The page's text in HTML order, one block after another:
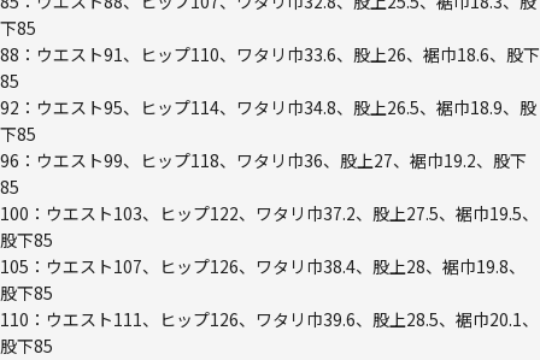
下85
88：ウエスト91、ヒップ110、ワタリ巾33.6、股上26、裾巾18.6、股下
85
92：ウエスト95、ヒップ114、ワタリ巾34.8、股上26.5、裾巾18.9、股
下85
96：ウエスト99、ヒップ118、ワタリ巾36、股上27、裾巾19.2、股下
85
100：ウエスト103、ヒップ122、ワタリ巾37.2、股上27.5、裾巾19.5、
股下85
105：ウエスト107、ヒップ126、ワタリ巾38.4、股上28、裾巾19.8、
股下85
110：ウエスト111、ヒップ126、ワタリ巾39.6、股上28.5、裾巾20.1、
股下85